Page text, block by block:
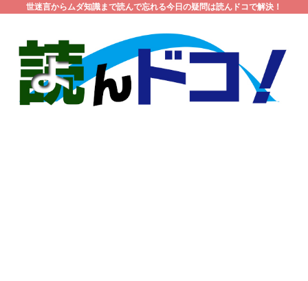
世迷言からムダ知識まで読んで忘れる今日の疑問は読んドコで解決！